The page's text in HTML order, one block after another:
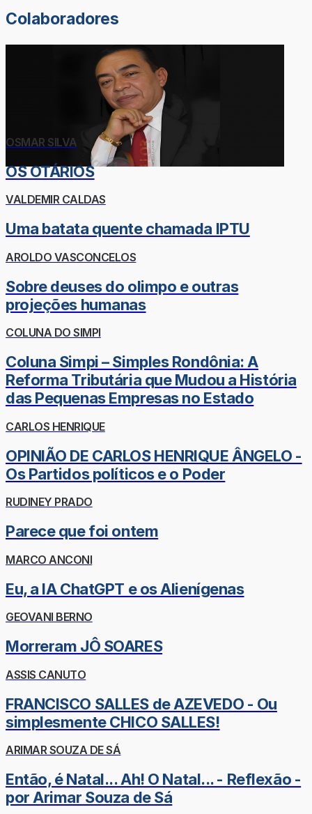
Colaboradores
OSMAR SILVA
OS OTÁRIOS
VALDEMIR CALDAS
Uma batata quente chamada IPTU
AROLDO VASCONCELOS
Sobre deuses do olimpo e outras
projeções humanas
COLUNA DO SIMPI
Coluna Simpi – Simples Rondônia: A
Reforma Tributária que Mudou a História
das Pequenas Empresas no Estado
CARLOS HENRIQUE
OPINIÃO DE CARLOS HENRIQUE ÂNGELO -
Os Partidos políticos e o Poder
RUDINEY PRADO
Parece que foi ontem
MARCO ANCONI
Eu, a IA ChatGPT e os Alienígenas
GEOVANI BERNO
Morreram JÔ SOARES
ASSIS CANUTO
FRANCISCO SALLES de AZEVEDO - Ou
simplesmente CHICO SALLES!
ARIMAR SOUZA DE SÁ
Então, é Natal... Ah! O Natal... - Reflexão -
por Arimar Souza de Sá